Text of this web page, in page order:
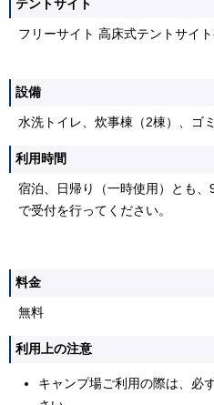
テントサイト
フリーサイト 高床式テントサイト
設備
水洗トイレ、炊事棟（2棟）、ゴ
利用時間
宿泊、日帰り（一時使用）とも
で受付を行ってください。
料金
無料
利用上の注意
キャンプ場ご利用の際は、必